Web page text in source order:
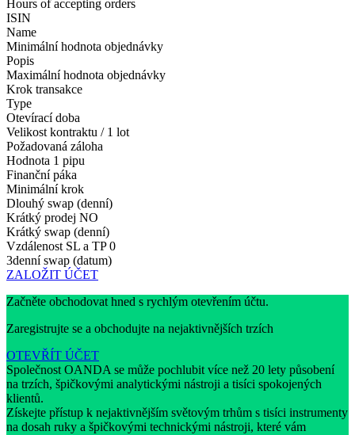
Hours of accepting orders
ISIN
Name
Minimální hodnota objednávky
Popis
Maximální hodnota objednávky
Krok transakce
Type
Otevírací doba
Velikost kontraktu / 1 lot
Požadovaná záloha
Hodnota 1 pipu
Finanční páka
Minimální krok
Dlouhý swap (denní)
Krátký prodej NO
Krátký swap (denní)
Vzdálenost SL a TP 0
3denní swap (datum)
ZALOŽIT ÚČET
Začněte obchodovat hned s rychlým otevřením účtu.
Zaregistrujte se a obchodujte na nejaktivnějších trzích
OTEVŘÍT ÚČET
Společnost OANDA se může pochlubit více než 20 lety působení
na trzích, špičkovými analytickými nástroji a tisíci spokojených
klientů.
Získejte přístup k nejaktivnějším světovým trhům s tisíci instrumenty
na dosah ruky a špičkovými technickými nástroji, které vám